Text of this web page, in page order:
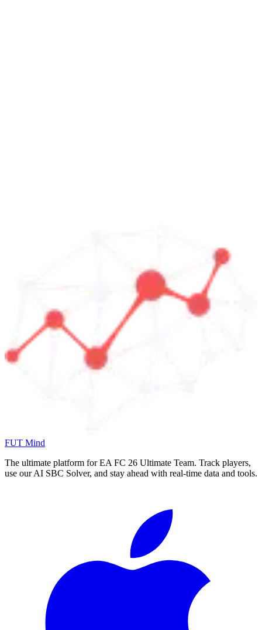
FUT Mind
The ultimate platform for EA FC 26 Ultimate Team. Track players,
use our AI SBC Solver, and stay ahead with real-time data and tools.